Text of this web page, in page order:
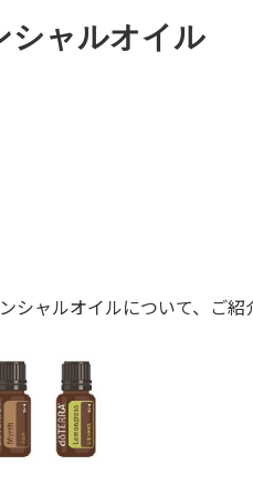
シャルオイル
シャルオイルについて、ご紹